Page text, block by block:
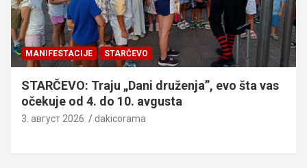
MANIFESTACIJE STARČEVO
STARČEVO: Traju „Dani druženja”, evo šta vas
očekuje od 4. do 10. avgusta
3. август 2026. dakicorama